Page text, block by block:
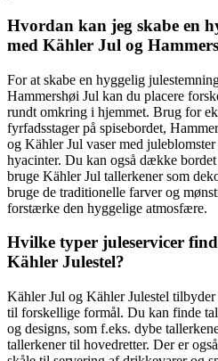
Hvordan kan jeg skabe en
med Kähler Jul og
For at skabe en hyggelig
Hammershøi Jul kan du placere
rundt omkring i hjemmet. Brug for
fyrfadsstager på spisebordet,
og Kähler Jul vaser med
hyacinter. Du kan også dække
bruge Kähler Jul tallerkener som
bruge de traditionelle farver og
forstærke den hyggelige atmosfære.
Hvilke typer juleservicer
Kähler Julestel?
Kähler Jul og Kähler Julestel
til forskellige formål. Du kan finde
og designs, som f.eks. dybe
tallerkener til hovedretter. Der er